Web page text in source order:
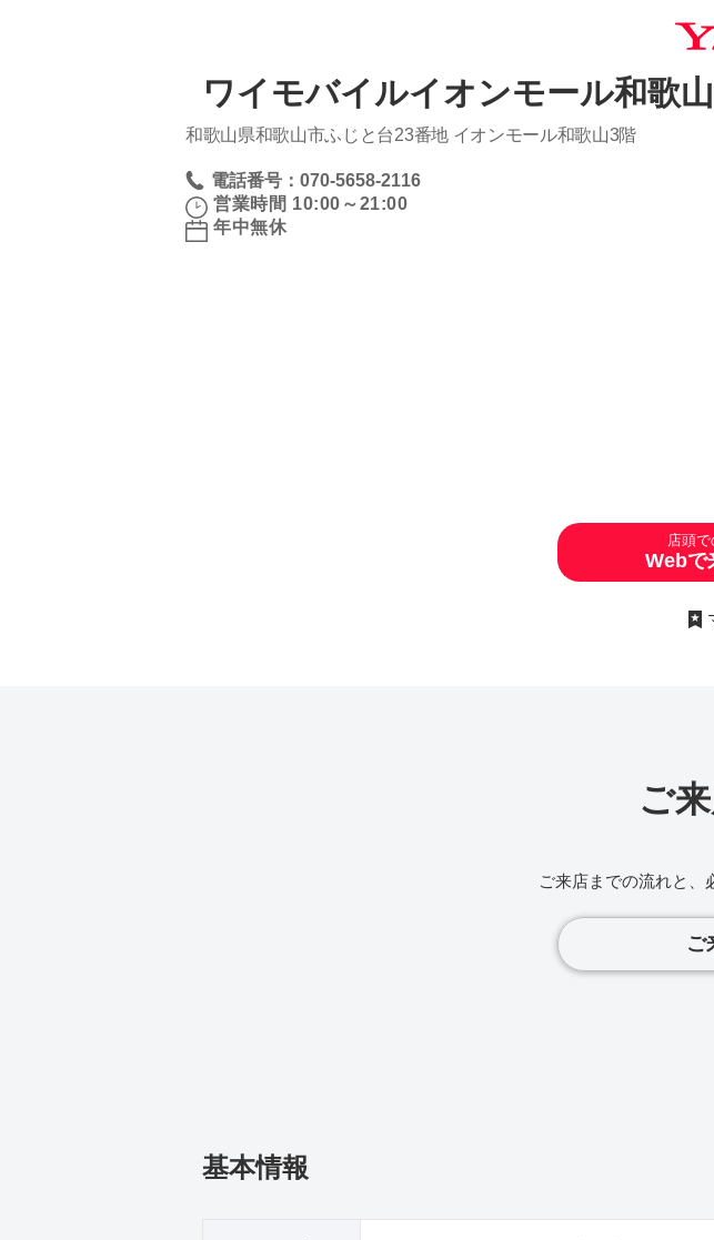
ワイモバイルイオンモール和歌山
和歌山県和歌山市ふじと台23番地 イオンモール和歌山3階
電話番号：070-5658-2116
営業時間 10:00～21:00
年中無休
店頭
Webで
ご
ご来店までの流れと、
ご
基本情報